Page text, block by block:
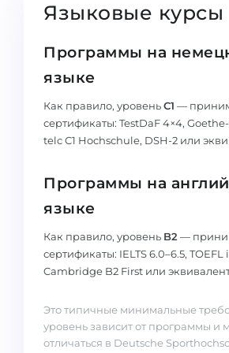
Языковые курсы
Программы на
языке
Как правило, уровеньC1 —
сертификаты: TestDaF 4×4,
telc C1 Hochschule, DSH-2 или
Программы на
языке
Как правило, уровень B2 —
сертификаты: IELTS 6.0–6.5, TOEFL
Cambridge B2 First или
Это типичные минимальные
уровень зависит от программы и
отличаться в Deutsche